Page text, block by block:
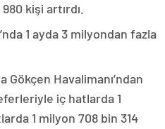
kişi artırdı.
1 ayda 3 milyondan fazla
Gökçen Havalimanı’ndan
iç hatlarda 1
1 milyon 708 bin 314